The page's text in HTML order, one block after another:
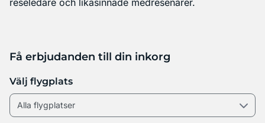
reseledare och likasinnade medresenärer.
Få erbjudanden till din inkorg
Välj flygplats